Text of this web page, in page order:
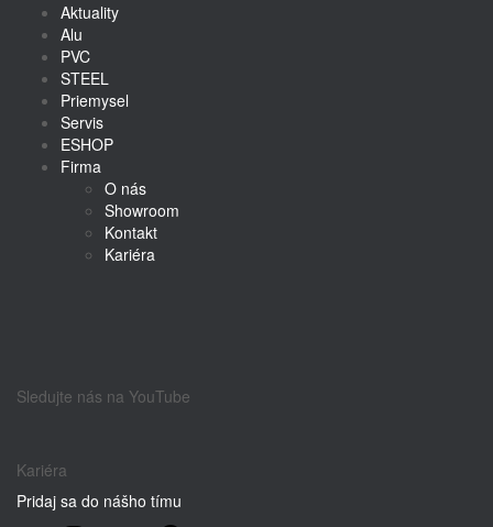
Aktuality
Alu
PVC
STEEL
Priemysel
Servis
ESHOP
Firma
O nás
Showroom
Kontakt
Kariéra
Sledujte nás na YouTube
Kariéra
Pridaj sa do nášho tímu